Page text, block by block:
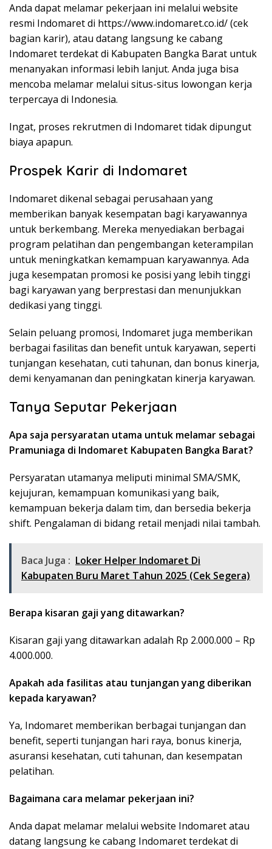
Anda dapat melamar pekerjaan ini melalui website
resmi Indomaret di https://www.indomaret.co.id/(cek
bagian karir), atau datang langsung ke cabang
Indomaret terdekat di Kabupaten Bangka Barat untuk
menanyakan informasi lebih lanjut. Anda juga bisa
mencoba melamar melalui situs-situs lowongan kerja
terpercaya di Indonesia.
Ingat, proses rekrutmen di Indomaret tidak dipungut
biaya apapun.
Prospek Karir di Indomaret
Indomaret dikenal sebagai perusahaan yang
memberikan banyak kesempatan bagi karyawannya
untuk berkembang. Mereka menyediakan berbagai
program pelatihan dan pengembangan keterampilan
untuk meningkatkan kemampuan karyawannya. Ada
juga kesempatan promosi ke posisi yang lebih tinggi
bagi karyawan yang berprestasi dan menunjukkan
dedikasi yang tinggi.
Selain peluang promosi, Indomaret juga memberikan
berbagai fasilitas dan benefit untuk karyawan, seperti
tunjangan kesehatan, cuti tahunan, dan bonus kinerja,
demi kenyamanan dan peningkatan kinerja karyawan.
Tanya Seputar Pekerjaan
Apa saja persyaratan utama untuk melamar sebagai
Pramuniaga di Indomaret Kabupaten Bangka Barat?
Persyaratan utamanya meliputi minimal SMA/SMK,
kejujuran, kemampuan komunikasi yang baik,
kemampuan bekerja dalam tim, dan bersedia bekerja
shift. Pengalaman di bidang retail menjadi nilai tambah.
Baca Juga : Loker Helper Indomaret Di
Kabupaten Buru Maret Tahun 2025 (Cek Segera)
Berapa kisaran gaji yang ditawarkan?
Kisaran gaji yang ditawarkan adalah Rp 2.000.000 – Rp
4.000.000.
Apakah ada fasilitas atau tunjangan yang diberikan
kepada karyawan?
Ya, Indomaret memberikan berbagai tunjangan dan
benefit, seperti tunjangan hari raya, bonus kinerja,
asuransi kesehatan, cuti tahunan, dan kesempatan
pelatihan.
Bagaimana cara melamar pekerjaan ini?
Anda dapat melamar melalui website Indomaret atau
datang langsung ke cabang Indomaret terdekat di